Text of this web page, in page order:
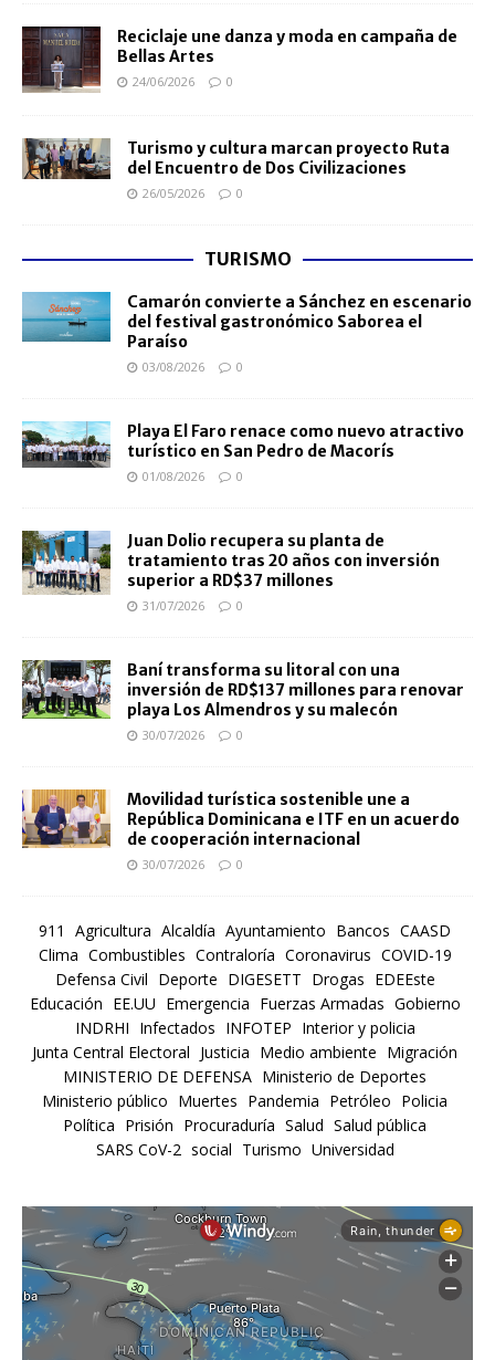
Reciclaje une danza y moda en campaña de
Bellas Artes
24/06/2026 0
Turismo y cultura marcan proyecto Ruta
del Encuentro de Dos Civilizaciones
26/05/2026 0
TURISMO
Camarón convierte a Sánchez en escenario
del festival gastronómico Saborea el
Paraíso
03/08/2026 0
Playa El Faro renace como nuevo atractivo
turístico en San Pedro de Macorís
01/08/2026 0
Juan Dolio recupera su planta de
tratamiento tras 20 años con inversión
superior a RD$37 millones
31/07/2026 0
Baní transforma su litoral con una
inversión de RD$137 millones para renovar
playa Los Almendros y su malecón
30/07/2026 0
Movilidad turística sostenible une a
República Dominicana e ITF en un acuerdo
de cooperación internacional
30/07/2026 0
911 Agricultura Alcaldía Ayuntamiento Bancos CAASD
Clima Combustibles Contraloría Coronavirus COVID-19
Defensa Civil Deporte DIGESETT Drogas EDEEste
Educación EE.UU Emergencia Fuerzas Armadas Gobierno
INDRHI Infectados INFOTEP Interior y policia
Junta Central Electoral Justicia Medio ambiente Migración
MINISTERIO DE DEFENSA Ministerio de Deportes
Ministerio público Muertes Pandemia Petróleo Policia
Política Prisión Procuraduría Salud Salud pública
SARS CoV-2 social Turismo Universidad